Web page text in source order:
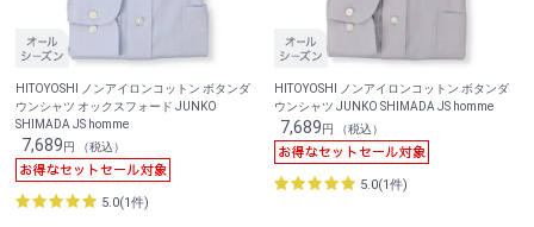
HITOYOSHI ノンアイロンコットン ボタンダ
ウンシャツ オックスフォード JUNKO
SHIMADA JS homme
7,689円 （税込）
5.0(1件)
HITOYOSHI ノンアイロンコットン ボタンダ
ウンシャツ JUNKO SHIMADA JS homme
7,689円 （税込）
5.0(1件)